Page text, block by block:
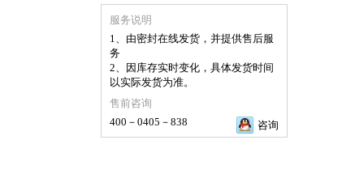
服务说明
1、由密封在线发货，并提供售后服
务
2、因库存实时变化，具体发货时间
以实际发货为准。
售前咨询
400－0405－838
咨询